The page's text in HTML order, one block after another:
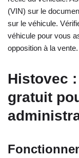
(VIN) sur le
sur le véhicule.
véhicule pour vous
opposition à la vente.
Histovec
gratuit